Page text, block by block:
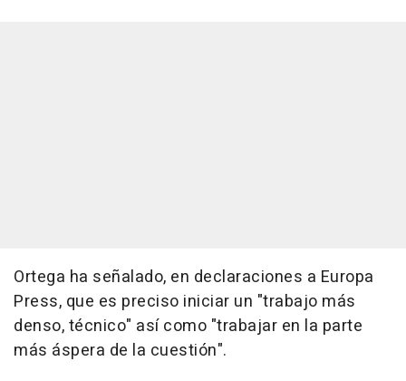
Ortega ha señalado, en declaraciones a Europa
Press, que es preciso iniciar un "trabajo más
denso, técnico" así como "trabajar en la parte
más áspera de la cuestión".